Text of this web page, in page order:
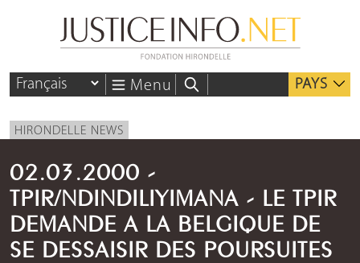
Menu PAYS
HIRONDELLE NEWS
02.03.2000 -
TPIR/NDINDILIYIMANA - LE TPIR
DEMANDE A LA BELGIQUE DE
SE DESSAISIR DES POURSUITES